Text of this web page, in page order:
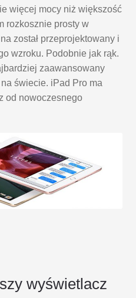
więcej mocy niż większość
rozkosznie prosty w
został przeprojektowany i
wzroku. Podobnie jak rąk.
zaawansowany
świecie. iPad Pro ma
od nowoczesnego
wyświetlacz